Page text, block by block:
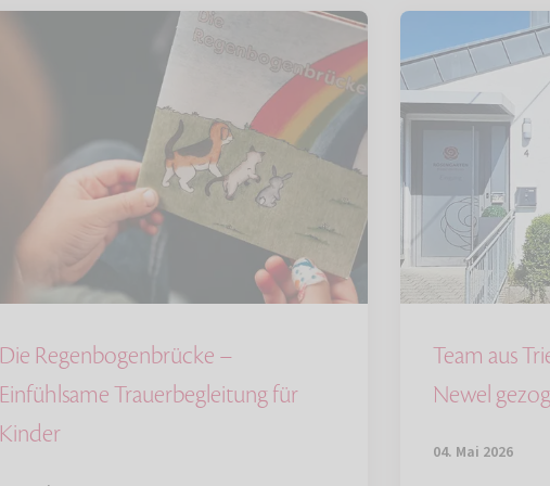
Die Regenbogenbrücke –
Einfühlsame Trauerbegleitung für
Kinder
Team aus
Newel
04. Mai 2026